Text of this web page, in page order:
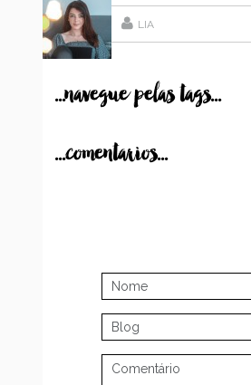
LIA
...navegue pelas tags...
...comentarios...